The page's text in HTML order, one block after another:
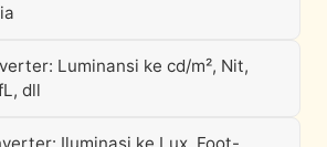
Luminansi ke cd/m², Nit,
dll